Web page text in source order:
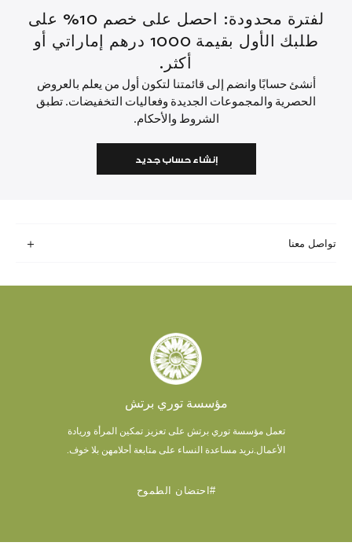
لفترة محدودة: احصل على خصم 10% على
طلبك الأول بقيمة 1000 درهم إماراتي أو
أكثر.
أنشئ حسابًا وانضم إلى قائمتنا لتكون أول من يعلم بالعروض
الحصرية والمجموعات الجديدة وفعاليات التخفيضات. تطبق
الشروط والأحكام.
إنشاء حساب جديد
تواصل معنا
مؤسسة توري برتش
تعمل مؤسسة توري برتش على تعزيز تمكين المرأة وريادة
الأعمال. نريد مساعدة النساء على متابعة أحلامهن بلا خوف.
#احتضان الطموح